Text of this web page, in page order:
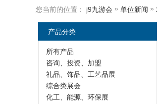
您当前的位置： j9九游会 » 单位新闻 »
产品分类
所有产品
咨询、投资、加盟
礼品、饰品、工艺品展
综合类展会
化工、能源、环保展